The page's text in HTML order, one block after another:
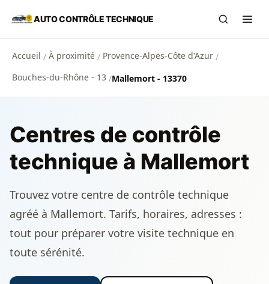
Aller au contenu principal
AUTO CONTRÔLE TECHNIQUE
Accueil / À proximité / Provence-Alpes-Côte d'Azur /
Bouches-du-Rhône - 13 /Mallemort - 13370
Centres de contrôle
technique à Mallemort
Trouvez votre centre de contrôle technique
agréé à Mallemort. Tarifs, horaires, adresses :
tout pour préparer votre visite technique en
toute sérénité.